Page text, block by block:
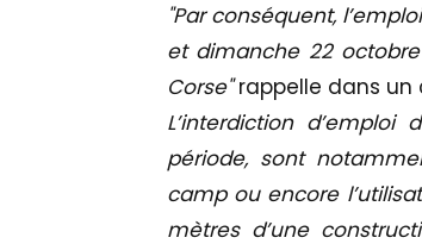
"Par conséquent,
et dimanche 22
Corse"rappelle dans un
L’interdiction
période, sont
camp ou encore
mètres d’une